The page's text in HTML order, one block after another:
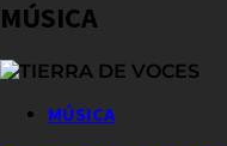
MÚSICA
MÚSICA